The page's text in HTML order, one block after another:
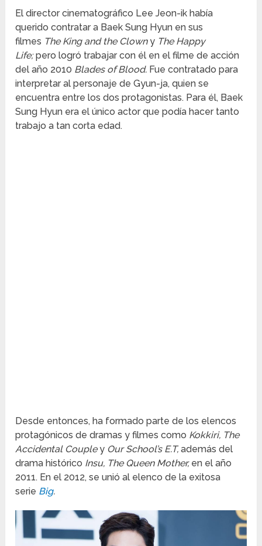
El director cinematográfico Lee Jeon-ik había
querido contratar a Baek Sung Hyun en sus
filmes The King and the Clowny The Happy
Life;pero logró trabajar con él en el filme de acción
del año 2010 Blades of Blood. Fue contratado para
interpretar al personaje de Gyun-ja, quien se
encuentra entre los dos protagonistas. Para él, Baek
Sung Hyun era el único actor que podía hacer tanto
trabajo a tan corta edad.
Desde entonces, ha formado parte de los elencos
protagónicos de dramas y filmes como Kokkiri, The
Accidental Coupley Our School’s E.T,además del
drama histórico Insu, The Queen Mother, en el año
2011. En el 2012, se unió al elenco de la exitosa
serie Big.